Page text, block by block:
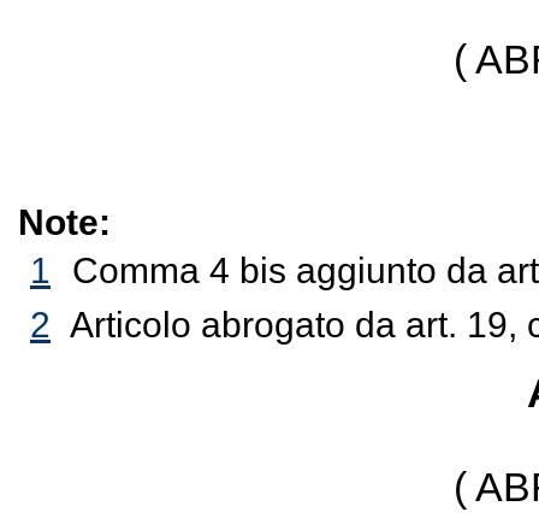
(
Note:
1 Comma 4 bis aggiunto da
2 Articolo abrogato da art. 19,
(